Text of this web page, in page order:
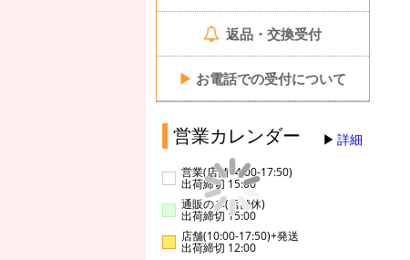
返品・交換受付
▶ お電話での受付について
営業カレンダー 詳細
営業(店舗14:00-17:50)
出荷締切 15:00
通販のみ(店舗休)
出荷締切 15:00
店舗(10:00-17:50)+発送
出荷締切 12:00